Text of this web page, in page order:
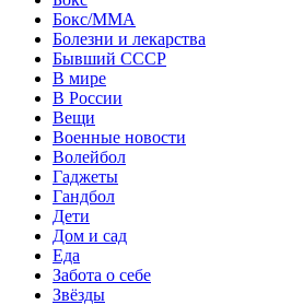
Бокс/MMA
Болезни и лекарства
Бывший СССР
В мире
В России
Вещи
Военные новости
Волейбол
Гаджеты
Гандбол
Дети
Дом и сад
Еда
Забота о себе
Звёзды